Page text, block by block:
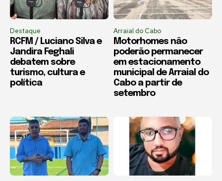
Destaque
RCFM / Luciano Silva e
Jandira Feghali
debatem sobre
turismo, cultura e
política
Arraial do Cabo
Motorhomes não
poderão permanecer
em estacionamento
municipal de Arraial do
Cabo a partir de
setembro